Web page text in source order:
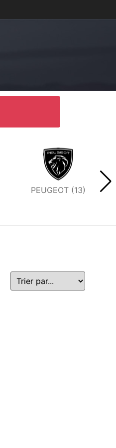
PEUGEOT (13)